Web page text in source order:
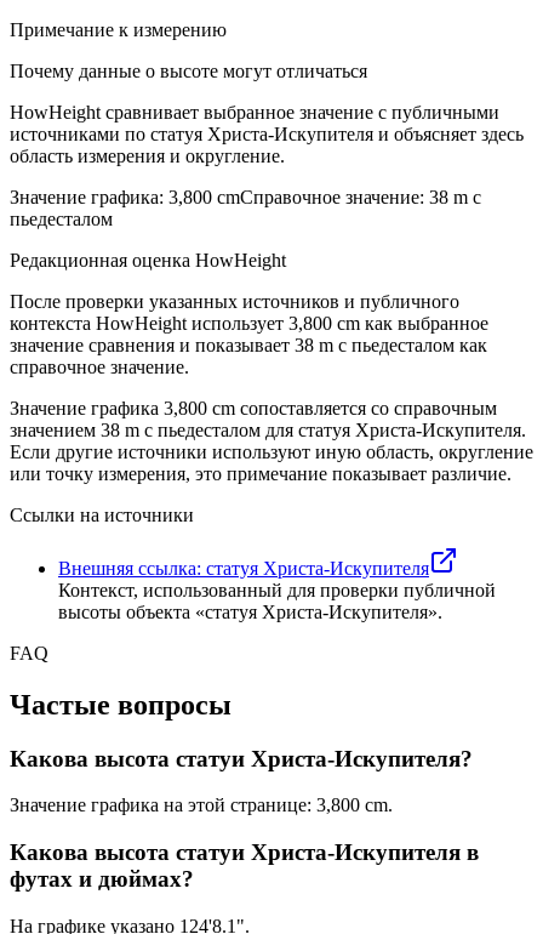
Примечание к измерению
Почему данные о высоте могут отличаться
HowHeight сравнивает выбранное значение с публичными
источниками по статуя Христа-Искупителя и объясняет здесь
область измерения и округление.
Значение графика: 3,800 cmСправочное значение: 38 m с
пьедесталом
Редакционная оценка HowHeight
После проверки указанных источников и публичного
контекста HowHeight использует ⁦3,800 cm⁩ как выбранное
значение сравнения и показывает ⁦38 m с пьедесталом⁩ как
справочное значение.
Значение графика 3,800 cm сопоставляется со справочным
значением 38 m с пьедесталом для статуя Христа-Искупителя.
Если другие источники используют иную область, округление
или точку измерения, это примечание показывает различие.
Ссылки на источники
Внешняя ссылка: статуя Христа-Искупителя
Контекст, использованный для проверки публичной
высоты объекта «статуя Христа-Искупителя».
FAQ
Частые вопросы
Какова высота статуи Христа-Искупителя?
Значение графика на этой странице: 3,800 cm.
Какова высота статуи Христа-Искупителя в
футах и дюймах?
На графике указано 124'8.1".